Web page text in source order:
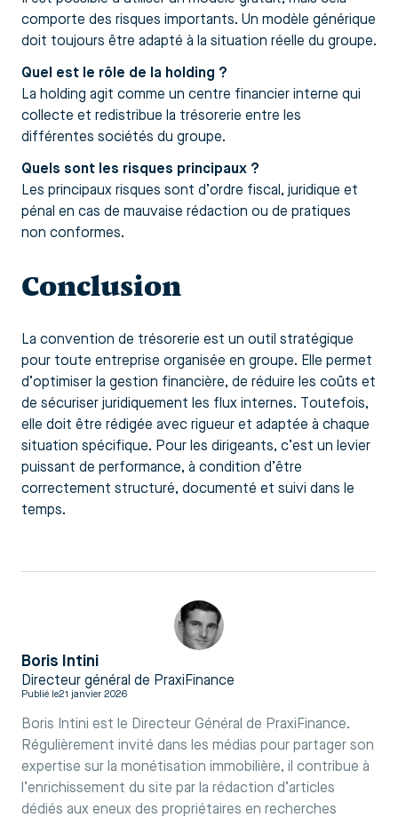
comporte des risques importants. Un modèle générique
doit toujours être adapté à la situation réelle du groupe.
Quel est le rôle de la holding ?
La holding agit comme un centre financier interne qui
collecte et redistribue la trésorerie entre les
différentes sociétés du groupe.
Quels sont les risques principaux ?
Les principaux risques sont d’ordre fiscal, juridique et
pénal en cas de mauvaise rédaction ou de pratiques
non conformes.
Conclusion
La convention de trésorerie est un outil stratégique
pour toute entreprise organisée en groupe. Elle permet
d’optimiser la gestion financière, de réduire les coûts et
de sécuriser juridiquement les flux internes. Toutefois,
elle doit être rédigée avec rigueur et adaptée à chaque
situation spécifique. Pour les dirigeants, c’est un levier
puissant de performance, à condition d’être
correctement structuré, documenté et suivi dans le
temps.
Boris Intini
Directeur général de PraxiFinance
Publié le21 janvier 2026
Boris Intini est le Directeur Général de PraxiFinance.
Régulièrement invité dans les médias pour partager son
expertise sur la monétisation immobilière, il contribue à
l’enrichissement du site par la rédaction d’articles
dédiés aux eneux des propriétaires en recherches